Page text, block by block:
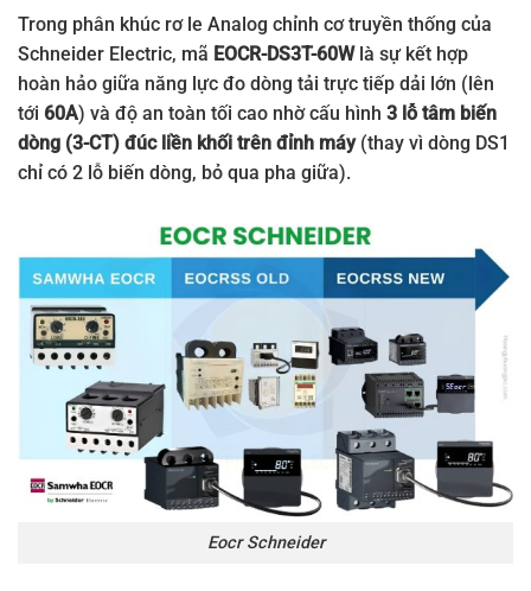
Trong phân khúc rơ le Analog chỉnh cơ truyền thống của
Schneider Electric, mã EOCR-DS3T-60Wlà sự kết hợp
hoàn hảo giữa năng lực đo dòng tải trực tiếp dải lớn (lên
tới 60A) và độ an toàn tối cao nhờ cấu hình 3 lỗ tâm biến
dòng (3-CT) đúc liền khối trên đỉnh máy(thay vì dòng DS1
chỉ có 2 lỗ biến dòng, bỏ qua pha giữa).
Eocr Schneider